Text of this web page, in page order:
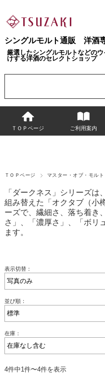
シングルモルト通販 洋酒
厳選したシングルモルトなどの
けする洋酒のセレクトショップ
ＴＯＰページ ご利用案内
ＴＯＰページ マスター・オブ・モルト
「ダークネス」シリーズは
組み替えた「オクタブ（小
ーズで、繊細さ、落ち着き
さ」、「濃厚さ」、「ボリ
ます。
表示切替：
並び順：
在庫：
4件中1件〜4件を表示